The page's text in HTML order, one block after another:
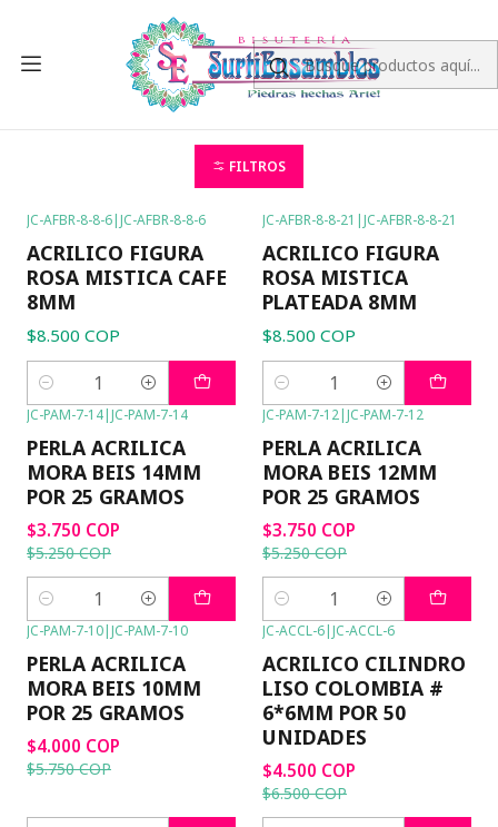
ACRILICO
LETRAS Y
SEPARADORES
FILTROS
JC-AFBR-8-8-6|JC-AFBR-8-8-6
ACRILICO FIGURA
ROSA MISTICA CAFE
8MM
$8.500 COP
Cantidad
JC-AFBR-8-8-21 |JC-AFBR-8-8-21
ACRILICO FIGURA
ROSA MISTICA
PLATEADA 8MM
$8.500 COP
Cantidad
JC-PAM-7-14|JC-PAM-7-14
PERLA ACRILICA
MORA BEIS 14MM
POR 25 GRAMOS
$3.750 COP
$5.250 COP
Cantidad
JC-PAM-7-12|JC-PAM-7-12
PERLA ACRILICA
MORA BEIS 12MM
POR 25 GRAMOS
$3.750 COP
$5.250 COP
Cantidad
JC-PAM-7-10|JC-PAM-7-10
PERLA ACRILICA
MORA BEIS 10MM
POR 25 GRAMOS
$4.000 COP
$5.750 COP
JC-ACCL-6|JC-ACCL-6
ACRILICO CILINDRO
LISO COLOMBIA #
6*6MM POR 50
UNIDADES
$4.500 COP
$6.500 COP